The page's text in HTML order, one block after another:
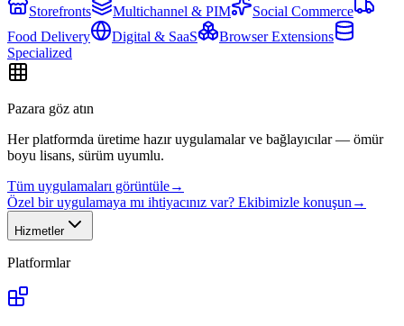
Storefronts
Multichannel & PIM
Social Commerce
Food Delivery
Digital & SaaS
Browser Extensions
Specialized
Pazara göz atın
Her platformda üretime hazır uygulamalar ve bağlayıcılar — ömür
boyu lisans, sürüm uyumlu.
Tüm uygulamaları görüntüle→
Özel bir uygulamaya mı ihtiyacınız var? Ekibimizle konuşun →
Hizmetler
Platformlar